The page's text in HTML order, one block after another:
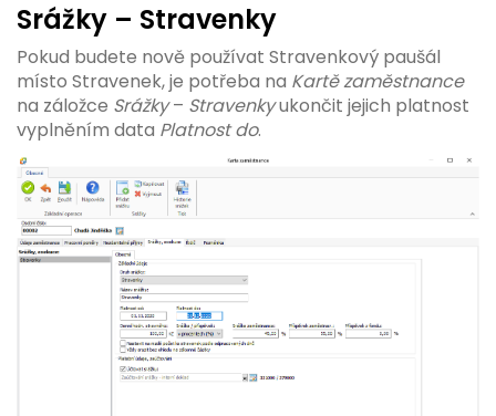
Srážky – Stravenky
Pokud budete nově používat Stravenkový paušál
místo Stravenek, je potřeba na Kartě zaměstnance
na záložce Srážky– Stravenkyukončit jejich platnost
vyplněním data Platnost do.